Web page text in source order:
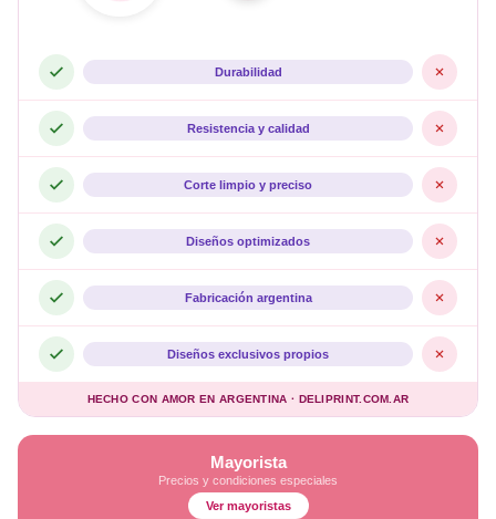
Mayorista
Precios y condiciones especiales
Ver mayoristas
Durabilidad
Resistencia y calidad
Corte limpio y preciso
Diseños optimizados
Fabricación argentina
Diseños exclusivos propios
HECHO CON AMOR EN ARGENTINA · DELIPRINT.COM.AR